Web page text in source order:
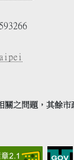
關之問題，其餘